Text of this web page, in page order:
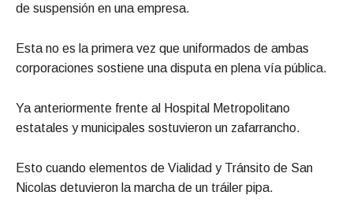
de suspensión en una empresa.
Esta no es la primera vez que uniformados de ambas
corporaciones sostiene una disputa en plena vía pública.
Ya anteriormente frente al Hospital Metropolitano
estatales y municipales sostuvieron un zafarrancho.
Esto cuando elementos de Vialidad y Tránsito de San
Nicolas detuvieron la marcha de un tráiler pipa.